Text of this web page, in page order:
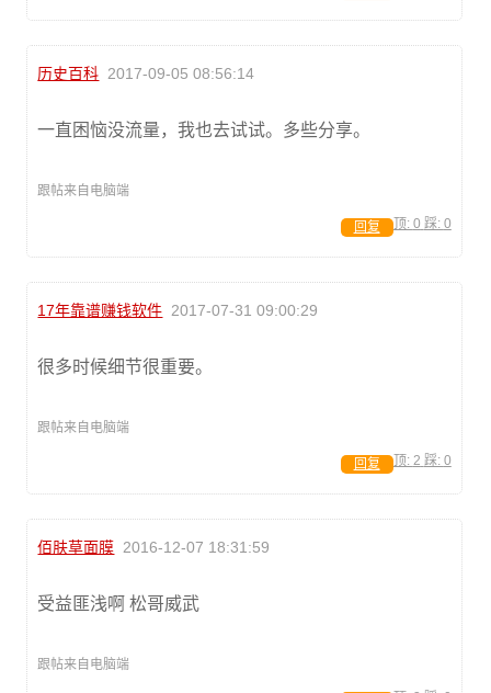
历史百科 2017-09-05 08:56:14
一直困恼没流量，我也去试试。多些分享。
跟帖来自电脑端
顶: 0 踩: 0
回复
17年靠谱赚钱软件 2017-07-31 09:00:29
很多时候细节很重要。
跟帖来自电脑端
顶: 2 踩: 0
回复
佰肤草面膜 2016-12-07 18:31:59
受益匪浅啊 松哥威武
跟帖来自电脑端